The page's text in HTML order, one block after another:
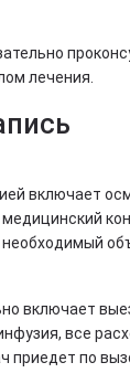
лечения.
включает
включает
все
приедет по